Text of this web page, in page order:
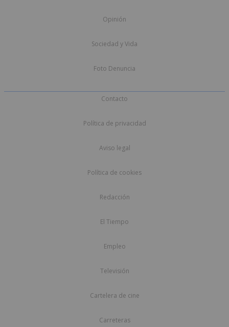
Opinión
Sociedad y Vida
Foto Denuncia
Contacto
Política de privacidad
Aviso legal
Política de cookies
Redacción
El Tiempo
Empleo
Televisión
Cartelera de cine
Carreteras